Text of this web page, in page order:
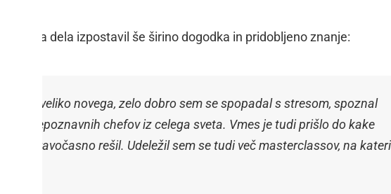
dela izpostavil še širino dogodka in pridobljeno znanje:
se veliko novega, zelo dobro sem se spopadal s stresom, spoznal
prepoznavnih chefov iz celega sveta. Vmes je tudi prišlo do kake
to pravočasno rešil. Udeležil sem se tudi več masterclassov, na